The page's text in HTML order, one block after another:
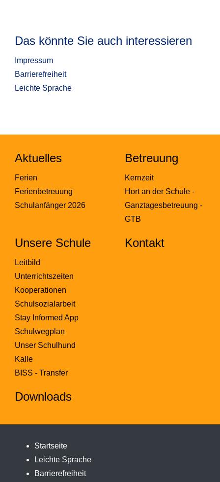
Das könnte Sie auch interessieren
Impressum
Barrierefreiheit
Leichte Sprache
Aktuelles
Ferien
Ferienbetreuung
Schulanfänger 2026
Betreuung
Kernzeit
Hort an der Schule -
Ganztagesbetreuung -
GTB
Unsere Schule
Leitbild
Unterrichtszeiten
Kooperationen
Schulsozialarbeit
Stay Informed App
Schulwegplan
Unser Schulhund
Kalle
BISS - Transfer
Kontakt
Downloads
Startseite
Leichte Sprache
Barrierefreiheit